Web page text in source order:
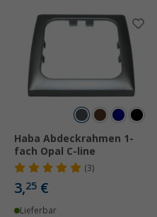
Haba Abdeckrahmen 1-
fach Opal C-line
(3)
3,25 €
Lieferbar